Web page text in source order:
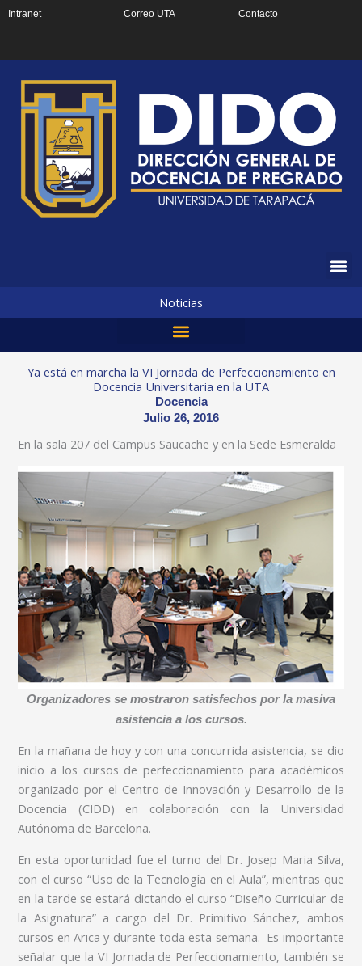
Intranet Correo UTA Contacto
Noticias
Ya está en marcha la VI Jornada de Perfeccionamiento en
Docencia Universitaria en la UTA
Docencia
Julio 26, 2016
En la sala 207 del Campus Saucache y en la Sede Esmeralda
Organizadores se mostraron satisfechos por la masiva
asistencia a los cursos.
En la mañana de hoy y con una concurrida asistencia, se dio
inicio a los cursos de perfeccionamiento para académicos
organizado por el Centro de Innovación y Desarrollo de la
Docencia (CIDD) en colaboración con la Universidad
Autónoma de Barcelona.
En esta oportunidad fue el turno del Dr. Josep Maria Silva,
con el curso “Uso de la Tecnología en el Aula”, mientras que
en la tarde se estará dictando el curso “Diseño Curricular de
la Asignatura” a cargo del Dr. Primitivo Sánchez, ambos
cursos en Arica y durante toda esta semana. Es importante
señalar que la VI Jornada de Perfeccionamiento, también se